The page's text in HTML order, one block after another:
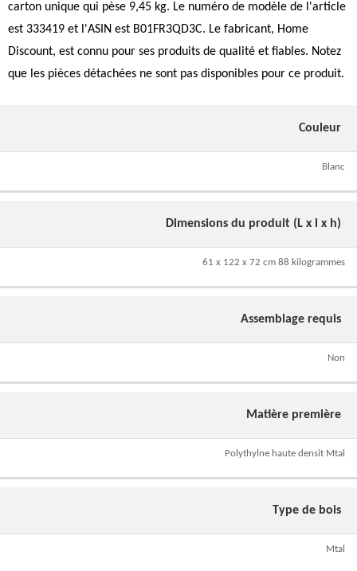
carton unique qui pèse 9,45 kg. Le numéro de modèle de l'article
est 333419 et l'ASIN est B01FR3QD3C. Le fabricant, Home
Discount, est connu pour ses produits de qualité et fiables. Notez
que les pièces détachées ne sont pas disponibles pour ce produit.
Couleur
Blanc
Dimensions du produit (L x l x h)
61 x 122 x 72 cm 88 kilogrammes
Assemblage requis
Non
Matière première
Polythylne haute densit Mtal
Type de bois
Mtal